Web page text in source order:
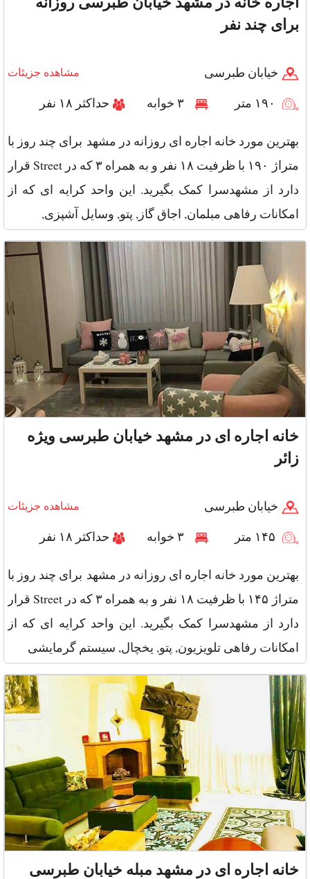
برای چند نفر
خیابان طبرسی مشاهده جزیئات
حداکثر ۱۸ نفر
بهترین مورد خانه اجاره ای روزانه در مشهد برای چند روز با
متراژ ۱۹۰ با ظرفیت ۱۸ نفر و به همراه ۳ که در Street قرار
دارد از مشهدسرا کمک بگیرید. این واحد کرایه ای که از
امکانات رفاهی مبلمان, اجاق گاز, پتو, وسایل آشپزی,
خانه اجاره ای در مشهد خیابان طبرسی ویژه
زائر
خیابان طبرسی مشاهده جزیئات
حداکثر ۱۸ نفر
بهترین مورد خانه اجاره ای روزانه در مشهد برای چند روز با
متراژ ۱۴۵ با ظرفیت ۱۸ نفر و به همراه ۳ که در Street قرار
دارد از مشهدسرا کمک بگیرید. این واحد کرایه ای که از
امکانات رفاهی تلویزیون, پتو, یخچال, سیستم گرمایشی
خانه اجاره ای در مشهد مبله خیابان طبرسی